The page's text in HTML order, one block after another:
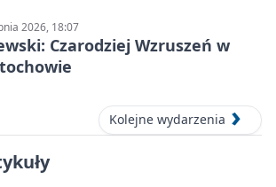
2026, 18:07
Czarodziej Wzruszeń w
Kolejne wydarzenia